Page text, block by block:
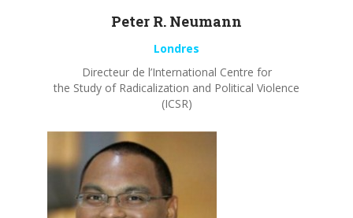
Peter R. Neumann
Londres
Directeur de l’International Centre for
the Study of Radicalization and Political Violence
(ICSR)